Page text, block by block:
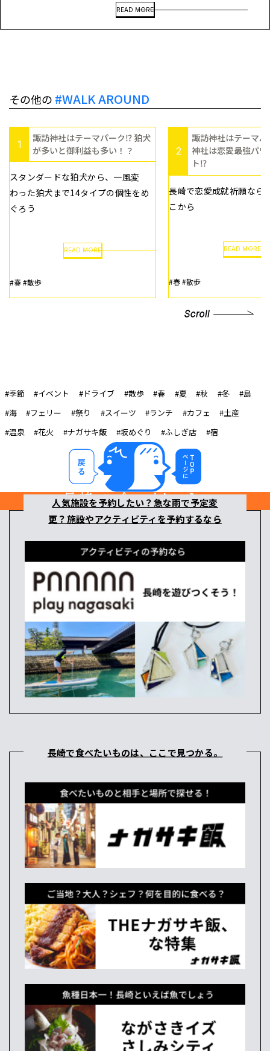
READ MORE
その他の #WALK AROUND
1
諏訪神社はテーマパーク⁉ 狛犬
が多いと御利益も多い！？
スタンダードな狛犬から、一風変
わった狛犬まで14タイプの個性をめ
ぐろう
READ MORE
#春#散歩
2
諏訪神社はテーマ
神社は恋愛最強パワ
ト⁉
長崎で恋愛成就祈願なら
こから
READ MORE
#春#散歩
#季節 #イベント #ドライブ #散歩 #春 #夏 #秋 #冬
#島
#海
#フェリー #祭り #スイーツ #ランチ #カフェ
#土産
#温泉
#花火 #ナガサキ飯 #坂めぐり #ふしぎ店 #宿
人気施設を予約したい？急な雨で予定変
更？施設やアクティビティを予約するなら
長崎で食べたいものは、ここで見つかる。